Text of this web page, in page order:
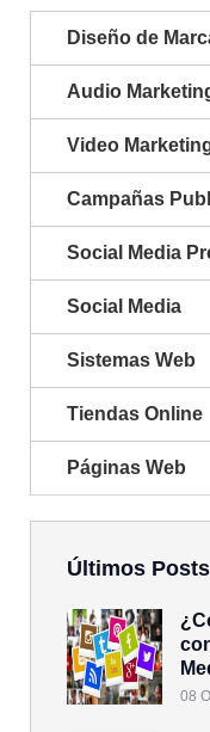
Diseño de
Audio
Video
Campañas
Social Media
Social Media
Sistemas Web
Tiendas Online
Páginas Web
Últimos Posts
08